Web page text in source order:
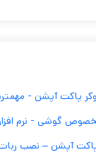
پاکت آپشن -
گوشی - نرم
آپشن – نصب